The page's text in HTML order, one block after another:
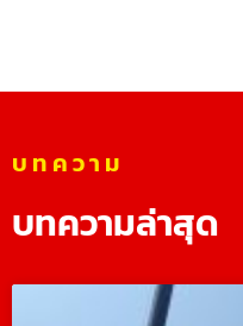
บทความ
บทความล่าสุด